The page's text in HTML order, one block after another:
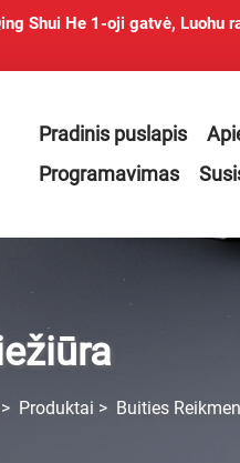
Shui He 1-oji gatvė, Luohu
Pradinis puslapis
Programavimas
> Produktai > Buities